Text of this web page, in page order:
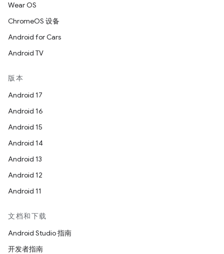
Wear OS
ChromeOS 设备
Android for Cars
Android TV
版本
Android 17
Android 16
Android 15
Android 14
Android 13
Android 12
Android 11
文档和下载
Android Studio 指南
开发者指南